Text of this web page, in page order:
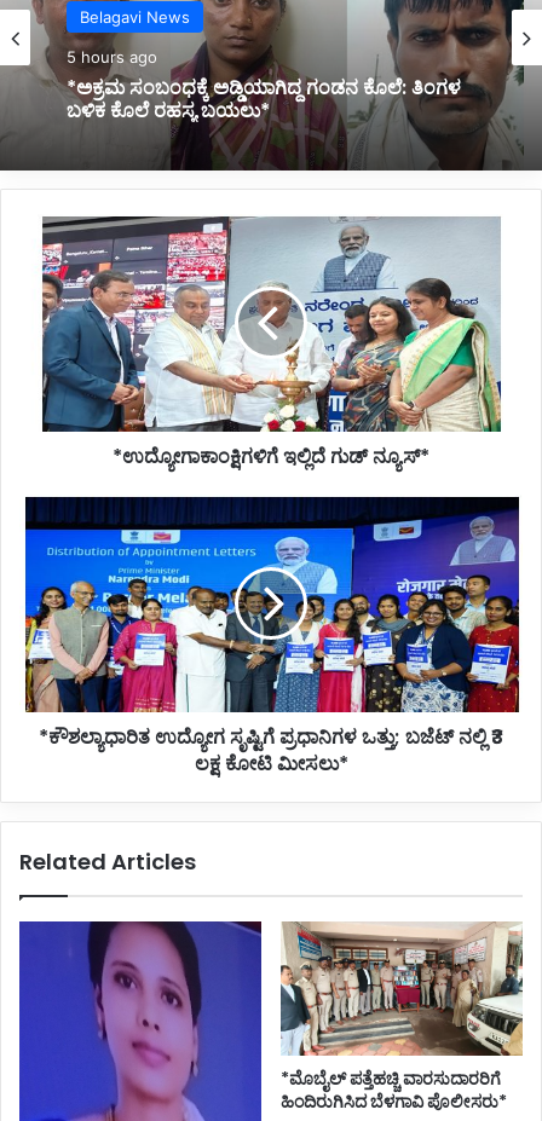
Belagavi News
5 hours ago
*ನಿಂತಿದ್ದ ಟ್ರಕ್‌ಗೆ ಬೈಕ್ ಡಿಕ್ಕಿ; ಸವಾರ ಸಾವು*
*ಉದ್ಯೋಗಾಕಾಂಕ್ಷಿಗಳಿಗೆ
ಇಲ್ಲಿದೆ
ಗುಡ್
ನ್ಯೂಸ್*
*ಉದ್ಯೋಗಾಕಾಂಕ್ಷಿಗಳಿಗೆ ಇಲ್ಲಿದೆ ಗುಡ್ ನ್ಯೂಸ್*
*ಕೌಶಲ್ಯಾಧಾರಿತ
ಉದ್ಯೋಗ
ಸೃಷ್ಟಿಗೆ
ಪ್ರಧಾನಿಗಳ
ಒತ್ತು;
ಬಜೆಟ್
ನಲ್ಲಿ
₹3
ಲಕ್ಷ
ಕೋಟಿ*ಕೌಶಲ್ಯಾಧಾರಿತ ಉದ್ಯೋಗ ಸೃಷ್ಟಿಗೆ ಪ್ರಧಾನಿಗಳ ಒತ್ತು; ಬಜೆಟ್ ನಲ್ಲಿ ₹3
ಲಕ್ಷ ಕೋಟಿ ಮೀಸಲು*
Related Articles
*ಮೊಬೈಲ್ ಪತ್ತೆಹಚ್ಚಿ ವಾರಸುದಾರರಿಗೆ
ಹಿಂದಿರುಗಿಸಿದ ಬೆಳಗಾವಿ ಪೊಲೀಸರು*